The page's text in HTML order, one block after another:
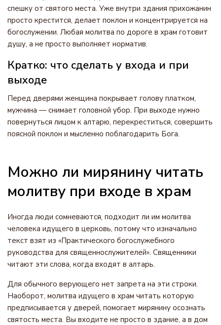
спешку от святого места. Уже внутри здания прихожанин
просто крестится, делает поклон и концентрируется на
богослужении. Любая молитва по дороге в храм готовит
душу, а не просто выполняет норматив.
Кратко: что сделать у входа и при
выходе
Перед дверями женщина покрывает голову платком,
мужчина — снимает головной убор. При выходе нужно
повернуться лицом к алтарю, перекреститься, совершить
поясной поклон и мысленно поблагодарить Бога.
Можно ли мирянину читать
молитву при входе в храм
Иногда люди сомневаются, подходит ли им молитва
человека идущего в церковь, потому что изначально
текст взят из «Практического богослужебного
руководства для священнослужителей». Священники
читают эти слова, когда входят в алтарь.
Для обычного верующего нет запрета на эти строки.
Наоборот, молитва идущего в храм читать которую
предписывается у дверей, помогает мирянину осознать
святость места. Вы входите не просто в здание, а в дом